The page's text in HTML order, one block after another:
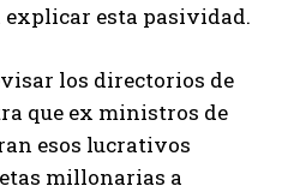
explicar esta pasividad.
los directorios de
que ex ministros de
esos lucrativos
millonarias a